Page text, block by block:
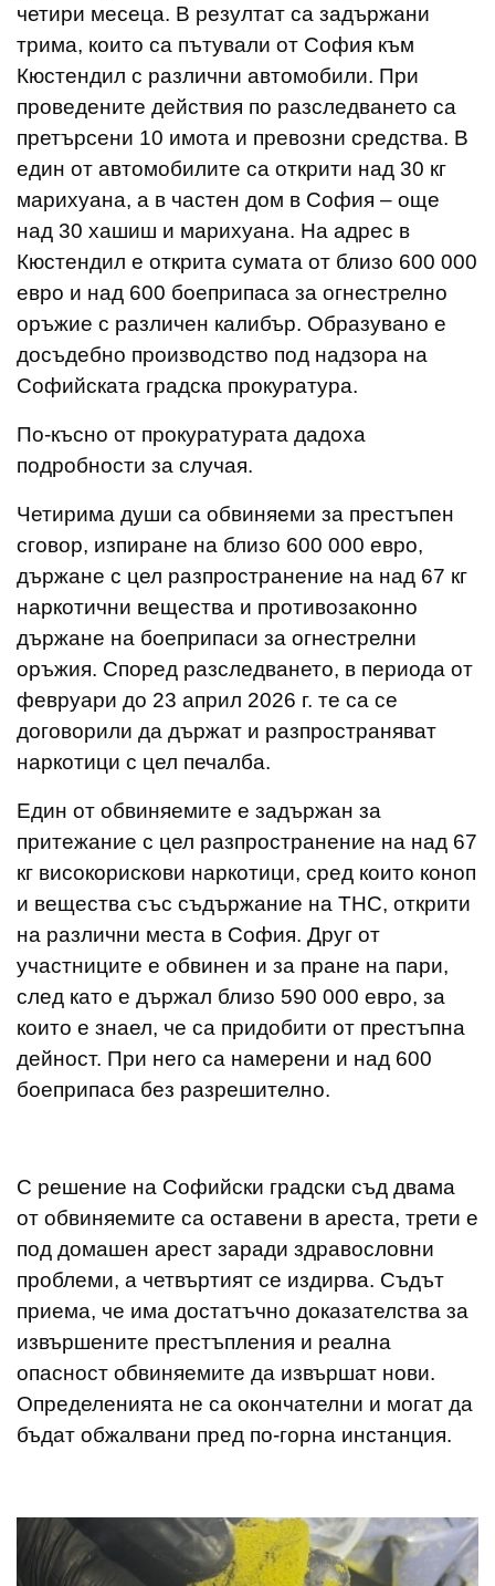
четири месеца. В резултат са задържани
трима, които са пътували от София към
Кюстендил с различни автомобили. При
проведените действия по разследването са
претърсени 10 имота и превозни средства. В
един от автомобилите са открити над 30 кг
марихуана, а в частен дом в София – още
над 30 хашиш и марихуана. На адрес в
Кюстендил е открита сумата от близо 600 000
евро и над 600 боеприпаса за огнестрелно
оръжие с различен калибър. Образувано е
досъдебно производство под надзора на
Софийската градска прокуратура.
По-късно от прокуратурата дадоха
подробности за случая.
Четирима души са обвиняеми за престъпен
сговор, изпиране на близо 600 000 евро,
държане с цел разпространение на над 67 кг
наркотични вещества и противозаконно
държане на боеприпаси за огнестрелни
оръжия. Според разследването, в периода от
февруари до 23 април 2026 г. те са се
договорили да държат и разпространяват
наркотици с цел печалба.
Един от обвиняемите е задържан за
притежание с цел разпространение на над 67
кг високорискови наркотици, сред които коноп
и вещества със съдържание на THC, открити
на различни места в София. Друг от
участниците е обвинен и за пране на пари,
след като е държал близо 590 000 евро, за
които е знаел, че са придобити от престъпна
дейност. При него са намерени и над 600
боеприпаса без разрешително.
С решение на Софийски градски съд двама
от обвиняемите са оставени в ареста, трети е
под домашен арест заради здравословни
проблеми, а четвъртият се издирва. Съдът
приема, че има достатъчно доказателства за
извършените престъпления и реална
опасност обвиняемите да извършат нови.
Определенията не са окончателни и могат да
бъдат обжалвани пред по-горна инстанция.